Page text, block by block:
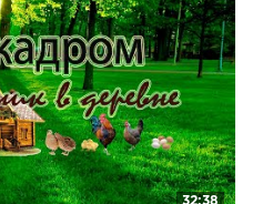
32:38